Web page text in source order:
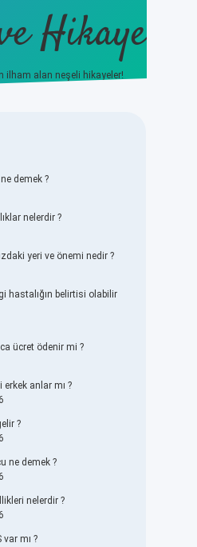
Hikaye
ilham alan neşeli hikayeler!
demek ?
nelerdir ?
yeri ve önemi nedir ?
hastalığın belirtisi olabilir
ücret ödenir mi ?
erkek anlar mı ?
?
ne demek ?
nelerdir ?
var mı ?